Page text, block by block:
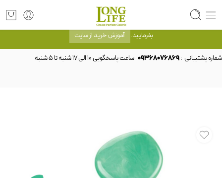
توجه! برند لانگ لایف رایحه های معروف را با شیشه و بسته بندی خود شرکت لانگ لایف
عرضه می کند.که با انتخاب حجم هر ادکلنی می توانید شیشه و بسته بندی را ملاحظه
بفرمایید. آموزش خرید از سایت
شماره پشتیبانی :09368076869